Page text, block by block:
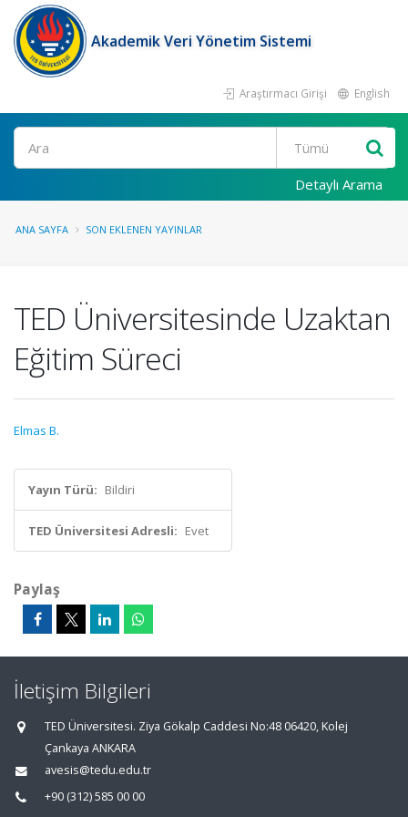
Akademik Veri Yönetim Sistemi
Araştırmacı Girişi English
Ara
Detaylı Arama
ANA SAYFA SON EKLENEN YAYINLAR
TED Üniversitesinde Uzaktan
Eğitim Süreci
Elmas B.
Yayın Türü: Bildiri
TED Üniversitesi Adresli: Evet
Paylaş
İletişim Bilgileri
TED Üniversitesi. Ziya Gökalp Caddesi No:48 06420, Kolej
Çankaya ANKARA
avesis@tedu.edu.tr
+90 (312) 585 00 00